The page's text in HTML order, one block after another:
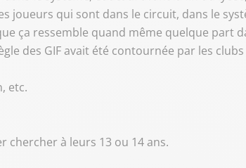
joueurs qui sont dans le circuit, dans le
ça ressemble quand même quelque part
des GIF avait été contournée par les
etc.
chercher à leurs 13 ou 14 ans.